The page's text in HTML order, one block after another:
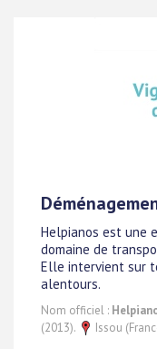
Helpianos est une
domaine de
Elle intervient sur
alentours.
Nom officiel :
(2013).
Issou